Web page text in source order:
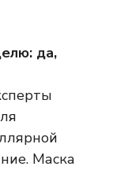
да,
Маска